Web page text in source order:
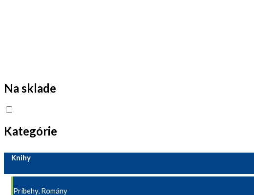
Na sklade
Kategórie
Knihy
Príbehy, Romány